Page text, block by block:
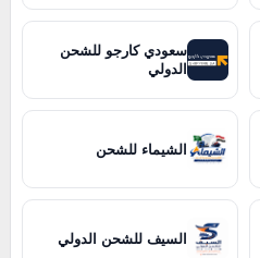
سعودي كارجو للشحن
الدولي
الشيماء للشحن
السيف للشحن الدولي